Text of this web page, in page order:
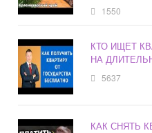
1550
КТО ИЩЕТ
НА
5637
КАК СНЯТЬ